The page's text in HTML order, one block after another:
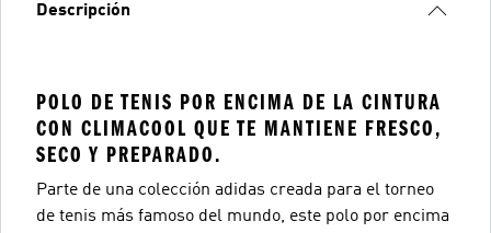
Descripción
POLO DE TENIS POR ENCIMA DE LA CINTURA
CON CLIMACOOL QUE TE MANTIENE FRESCO,
SECO Y PREPARADO.
Parte de una colección adidas creada para el torneo
de tenis más famoso del mundo, este polo por encima